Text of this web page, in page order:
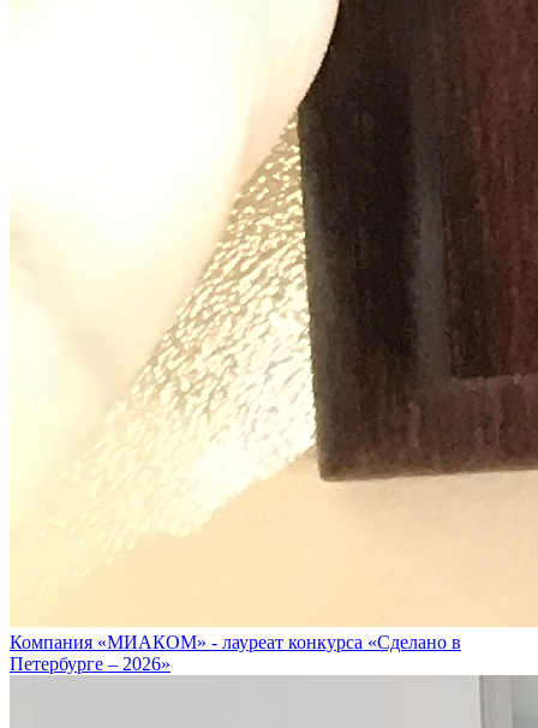
Компания «МИАКОМ» - лауреат конкурса «Сделано в
Петербурге – 2026»